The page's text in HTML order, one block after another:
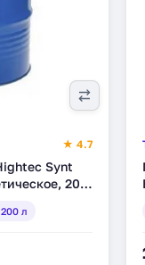
★ 4.7
Synt
200
200 л